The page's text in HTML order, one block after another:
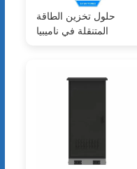
حلول تخزين الطاقة
المتنقلة في ناميبيا